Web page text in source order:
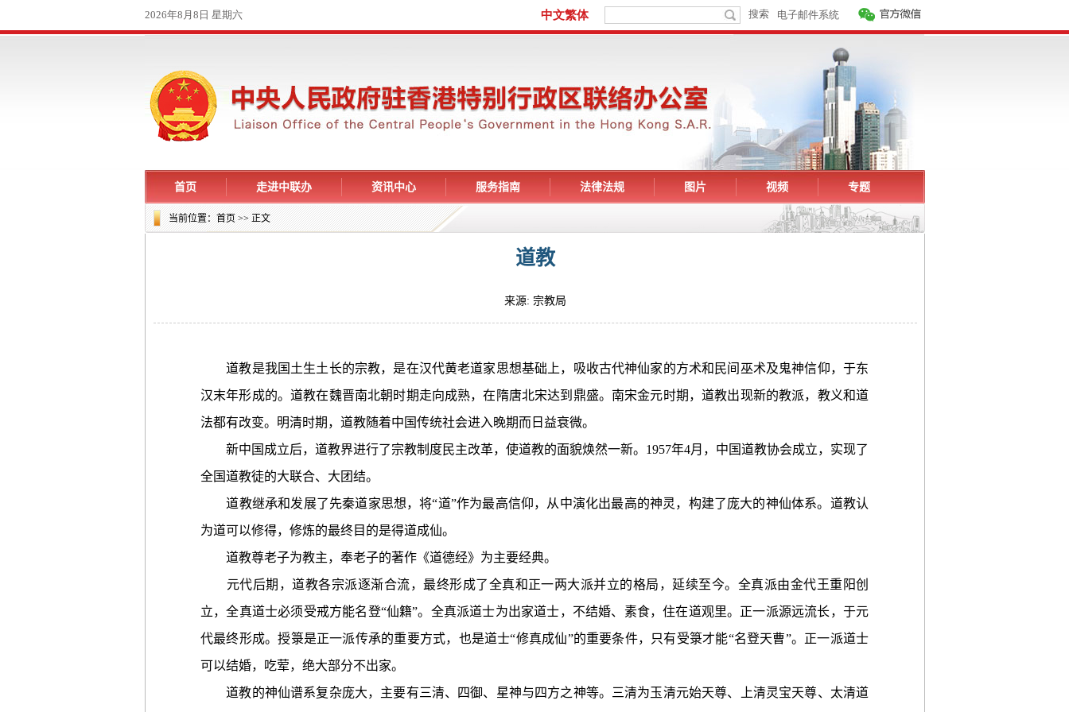
首页 走进中联办 资讯中心 服务指南 法律法规 图片 视频 专题
当前位置：首页>> 正文
道教
来源: 宗教局
道教是我国土生土长的宗教，是在汉代黄老道家思想基础上，吸收古代神仙家的方术和民间巫术及鬼神信仰，于东
汉末年形成的。道教在魏晋南北朝时期走向成熟，在隋唐北宋达到鼎盛。南宋金元时期，道教出现新的教派，教义和道
法都有改变。明清时期，道教随着中国传统社会进入晚期而日益衰微。
新中国成立后，道教界进行了宗教制度民主改革，使道教的面貌焕然一新。1957年4月，中国道教协会成立，实现了
全国道教徒的大联合、大团结。
道教继承和发展了先秦道家思想，将“道”作为最高信仰，从中演化出最高的神灵，构建了庞大的神仙体系。道教认
为道可以修得，修炼的最终目的是得道成仙。
道教尊老子为教主，奉老子的著作《道德经》为主要经典。
元代后期，道教各宗派逐渐合流，最终形成了全真和正一两大派并立的格局，延续至今。全真派由金代王重阳创
立，全真道士必须受戒方能名登“仙籍”。全真派道士为出家道士，不结婚、素食，住在道观里。正一派源远流长，于元
代最终形成。授箓是正一派传承的重要方式，也是道士“修真成仙”的重要条件，只有受箓才能“名登天曹”。正一派道士
可以结婚，吃荤，绝大部分不出家。
道教的神仙谱系复杂庞大，主要有三清、四御、星神与四方之神等。三清为玉清元始天尊、上清灵宝天尊、太清道